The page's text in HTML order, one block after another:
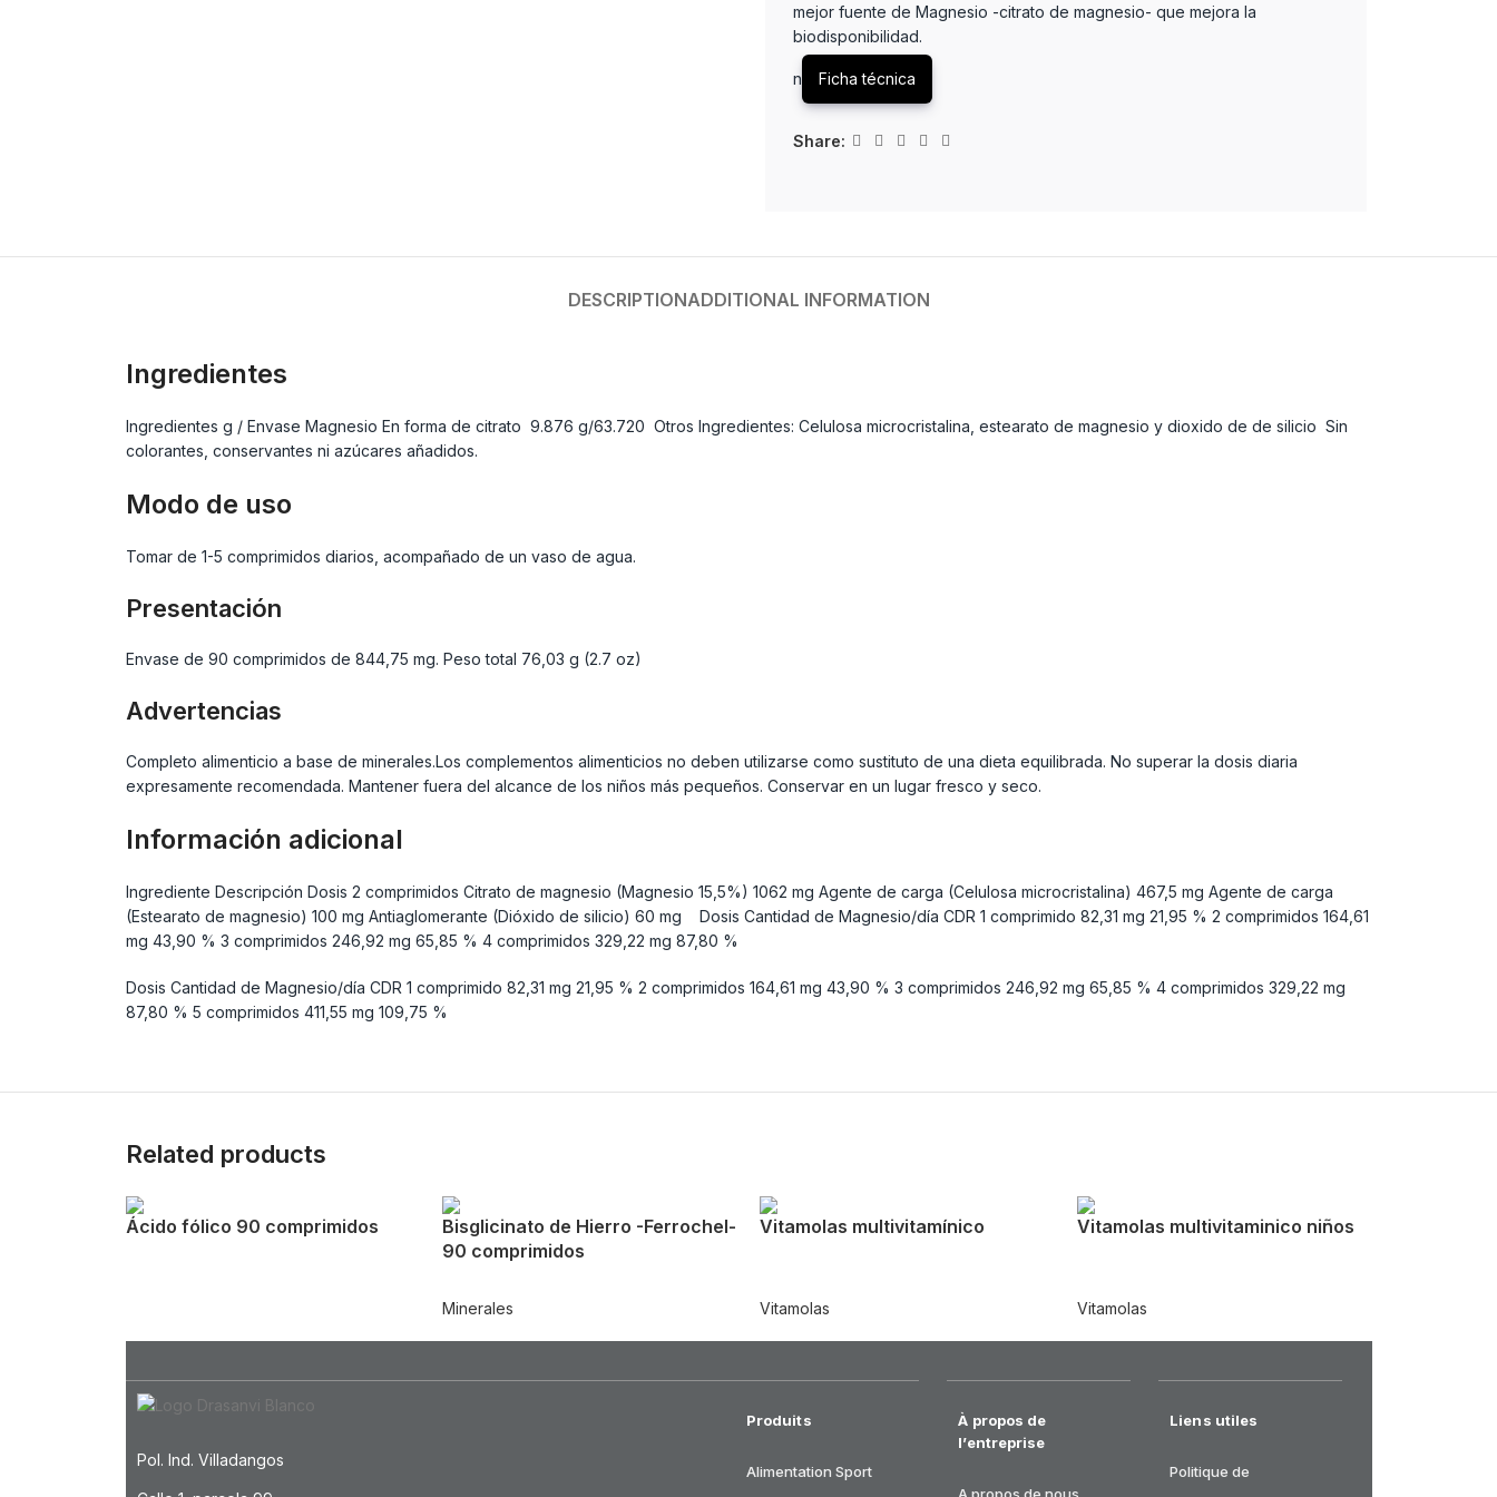
mejor fuente de Magnesio -citrato de magnesio- que mejora la
biodisponibilidad.
n Ficha técnica
Share:
DESCRIPTIONADDITIONAL INFORMATION
Ingredientes
Ingredientes g / Envase Magnesio En forma de citrato 9.876 g/63.720 Otros Ingredientes: Celulosa microcristalina, estearato de magnesio y dioxido de de silicio Sin
colorantes, conservantes ni azúcares añadidos.
Modo de uso
Tomar de 1-5 comprimidos diarios, acompañado de un vaso de agua.
Presentación
Envase de 90 comprimidos de 844,75 mg. Peso total 76,03 g (2.7 oz)
Advertencias
Completo alimenticio a base de minerales.Los complementos alimenticios no deben utilizarse como sustituto de una dieta equilibrada. No superar la dosis diaria
expresamente recomendada. Mantener fuera del alcance de los niños más pequeños. Conservar en un lugar fresco y seco.
Información adicional
Ingrediente Descripción Dosis 2 comprimidos Citrato de magnesio (Magnesio 15,5%) 1062 mg Agente de carga (Celulosa microcristalina) 467,5 mg Agente de carga
(Estearato de magnesio) 100 mg Antiaglomerante (Dióxido de silicio) 60 mg Dosis Cantidad de Magnesio/día CDR 1 comprimido 82,31 mg 21,95 % 2 comprimidos 164,61
mg 43,90 % 3 comprimidos 246,92 mg 65,85 % 4 comprimidos 329,22 mg 87,80 %
Dosis Cantidad de Magnesio/día CDR 1 comprimido 82,31 mg 21,95 % 2 comprimidos 164,61 mg 43,90 % 3 comprimidos 246,92 mg 65,85 % 4 comprimidos 329,22 mg
87,80 % 5 comprimidos 411,55 mg 109,75 %
Related products
Ácido fólico 90 comprimidos
Bisglicinato de Hierro -Ferrochel-
90 comprimidos
Minerales
Vitamolas multivitamínico
Vitamolas
Vitamolas multivitaminico niños
Vitamolas
Pol. Ind. Villadangos
Produits
Alimentation Sport
À propos de
l’entreprise
Liens utiles
Politique de